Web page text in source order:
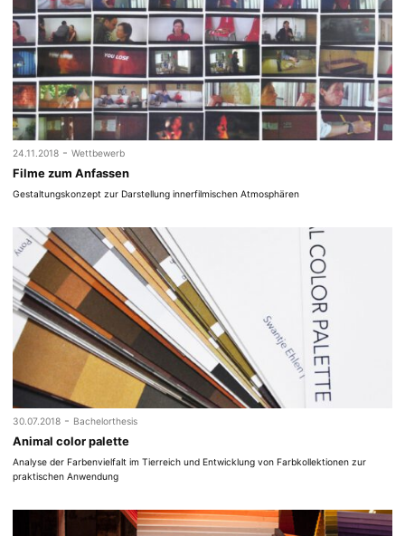
24.11.2018 - Wettbewerb
Filme zum Anfassen
Gestaltungskonzept zur Darstellung innerfilmischen Atmosphären
30.07.2018 - Bachelorthesis
Animal color palette
Analyse der Farbenvielfalt im Tierreich und Entwicklung von Farbkollektionen zur
praktischen Anwendung